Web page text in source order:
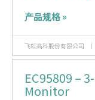
产品规格 »
飞虹高科股份有限公司
EC95809 –
Monitor